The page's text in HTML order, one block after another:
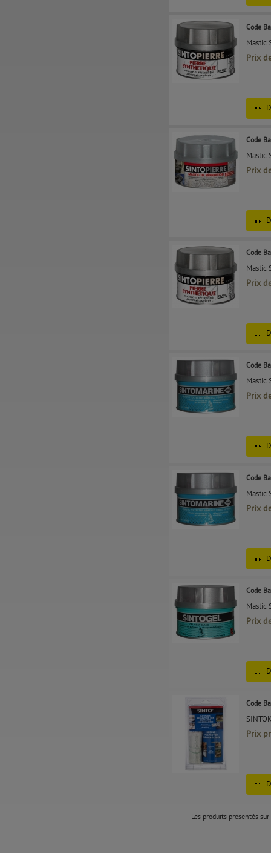
Code
Mastic
Prix
Code
Mastic
Prix
Code
Mastic
Prix
Code
Mastic
Prix
Code
Mastic
Prix
Code
Mastic
Prix
Code
Prix
Les produits présentés